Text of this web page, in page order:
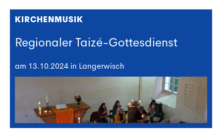
KIRCHENMUSIK
Regionaler Taizé-Gottesdienst
am 13.10.2024 in Langerwisch